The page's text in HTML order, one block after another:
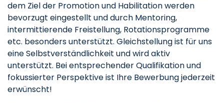
dem Ziel der Promotion und Habilitation werden
bevorzugt eingestellt und durch Mentoring,
intermittierende Freistellung, Rotationsprogramme
etc. besonders unterstützt. Gleichstellung ist für uns
eine Selbstverständlichkeit und wird aktiv
unterstützt. Bei entsprechender Qualifikation und
fokussierter Perspektive ist Ihre Bewerbung jederzeit
erwünscht!